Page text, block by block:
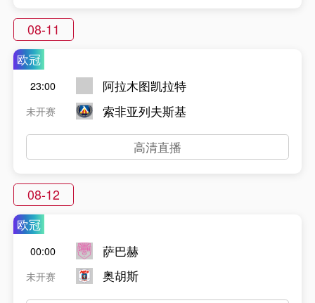
08-11
欧冠
23:00
未开赛
阿拉木图凯拉特
索非亚列夫斯基
高清直播
08-12
欧冠
00:00
未开赛
萨巴赫
奥胡斯